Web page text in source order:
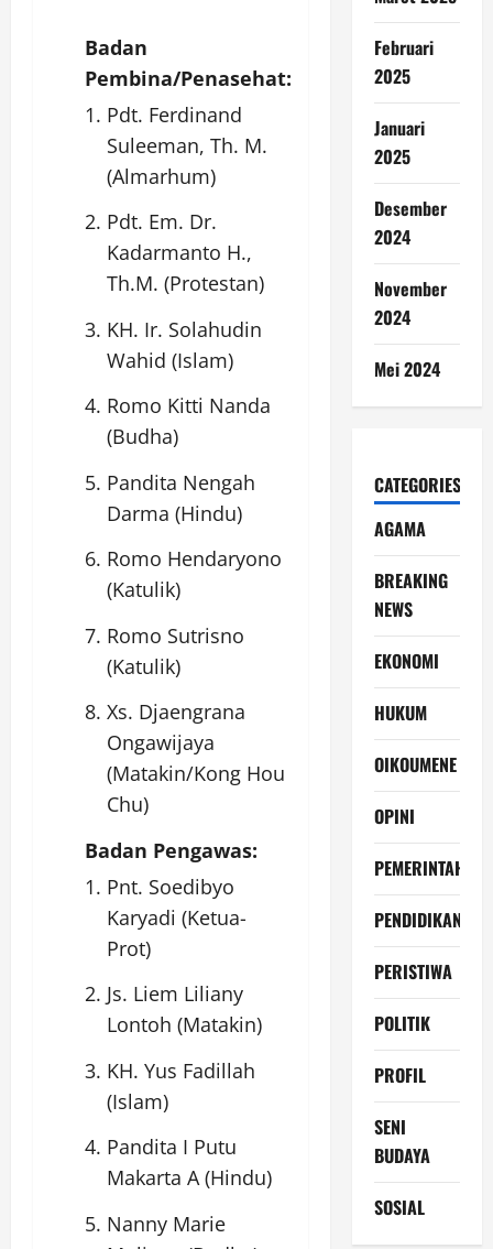
Badan
Pembina/Penasehat:
Pdt. Ferdinand
Suleeman, Th. M.
(Almarhum)
Pdt. Em. Dr.
Kadarmanto H.,
Th.M. (Protestan)
KH. Ir. Solahudin
Wahid (Islam)
Romo Kitti Nanda
(Budha)
Pandita Nengah
Darma (Hindu)
Romo Hendaryono
(Katulik)
Romo Sutrisno
(Katulik)
Xs. Djaengrana
Ongawijaya
(Matakin/Kong Hou
Chu)
Badan Pengawas:
Pnt. Soedibyo
Karyadi (Ketua-
Prot)
Js. Liem Liliany
Lontoh (Matakin)
KH. Yus Fadillah
(Islam)
Pandita I Putu
Makarta A (Hindu)
Nanny Marie
Februari
2025
Januari
2025
Desember
2024
November
2024
Mei 2024
CATEGORIES
AGAMA
BREAKING
NEWS
EKONOMI
HUKUM
OIKOUMENE
OPINI
PEMERINTAH
PENDIDIKAN
PERISTIWA
POLITIK
PROFIL
SENI
BUDAYA
SOSIAL